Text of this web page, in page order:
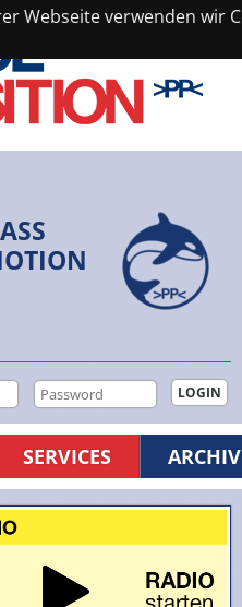
Webseite verwenden wir
SERVICES ARCHIV